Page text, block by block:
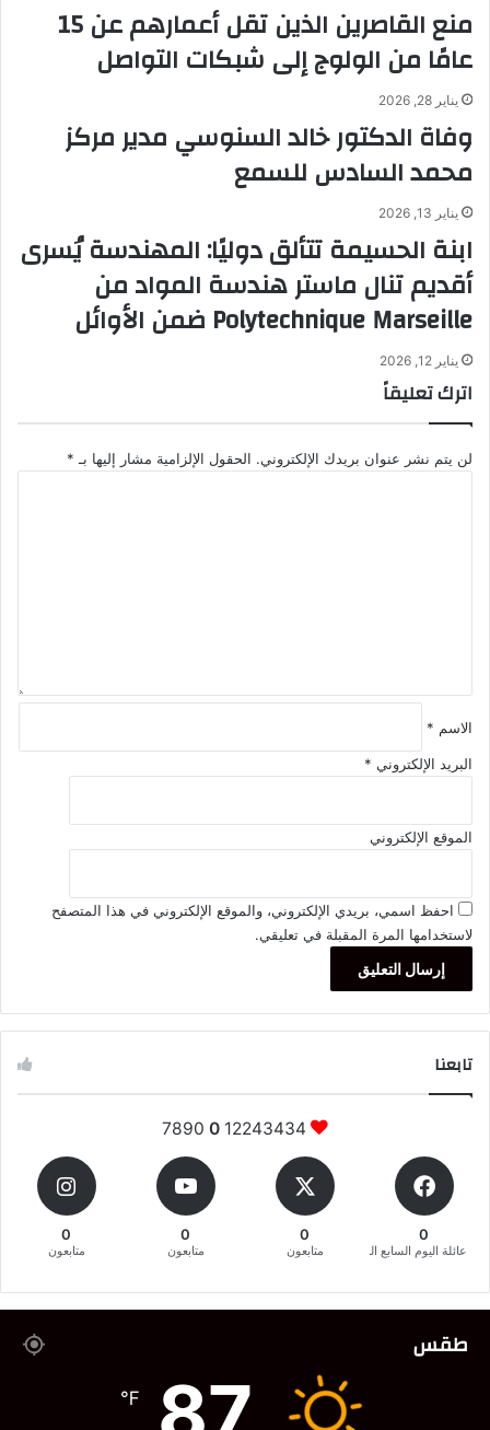
منع القاصرين الذين تقل أعمارهم عن 15
عامًا من الولوج إلى شبكات التواصل
يناير 28, 2026
وفاة الدكتور خالد السنوسي مدير مركز
محمد السادس للسمع
يناير 13, 2026
ابنة الحسيمة تتألق دوليًا: المهندسة يُسرى
أقديم تنال ماستر هندسة المواد من
Polytechnique Marseille ضمن الأوائل
يناير 12, 2026
اترك تعليقاً
لن يتم نشر عنوان بريدك الإلكتروني. الحقول الإلزامية مشار إليها بـ *
الاسم *
البريد الإلكتروني *
الموقع الإلكتروني
احفظ اسمي، بريدي الإلكتروني، والموقع الإلكتروني في هذا المتصفح
لاستخدامها المرة المقبلة في تعليقي.
تابعنا
12243434
0
0
عائلة اليوم السابع المغربية
0
متابعون
0
متابعون
0
متابعون
طقس
℉